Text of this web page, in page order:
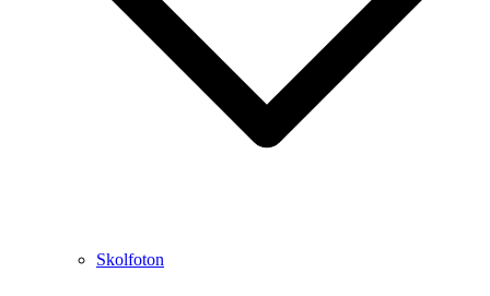
Skolfoton